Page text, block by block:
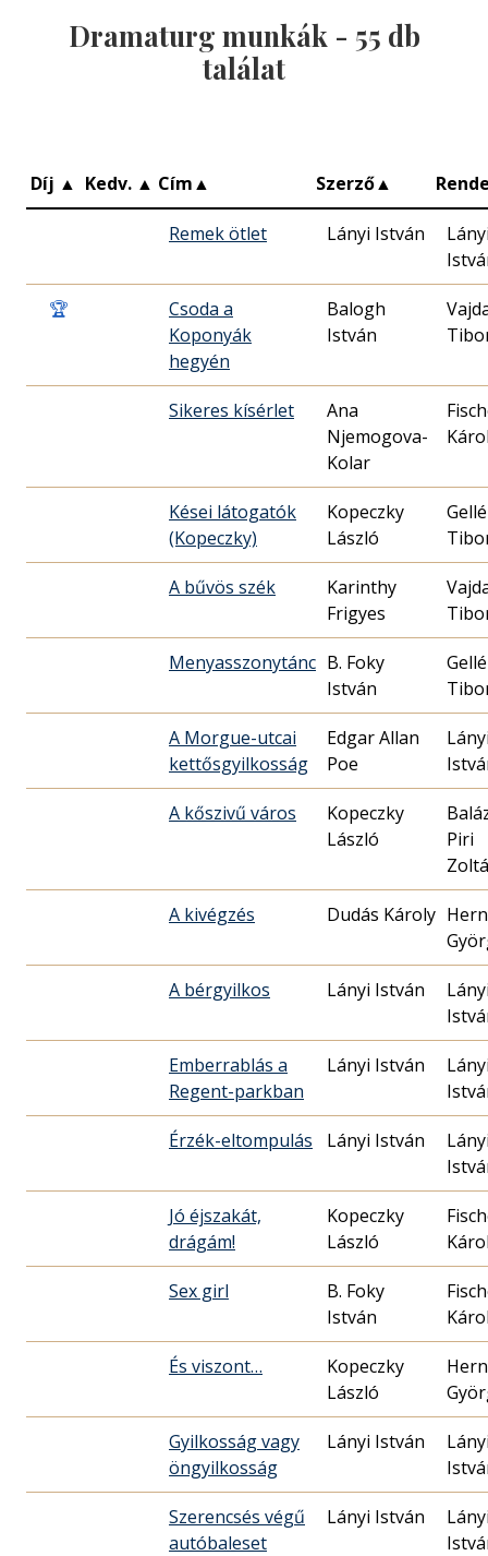
Dramaturg munkák - 55 db
találat
Díj ▲ Kedv. ▲ Cím▲ Szerző▲
Remek ötlet Lányi István
🏆
Csoda a
Koponyák
hegyén
Balogh
István
Sikeres kísérlet
Ana
Njemogova-
Kolar
Kései látogatók
(Kopeczky)
Kopeczky
László
A bűvös szék
Karinthy
Frigyes
Menyasszonytánc B. Foky
István
A Morgue-utcai
kettősgyilkosság
Edgar Allan
Poe
A kőszivű város
Kopeczky
László
Piri
A kivégzés Dudás Károly
A bérgyilkos Lányi István
Emberrablás a
Regent-parkban
Lányi István
Érzék-eltompulás Lányi István
Jó éjszakát,
drágám!
Kopeczky
László
Sex girl
B. Foky
István
És viszont…
Kopeczky
László
Gyilkosság vagy
öngyilkosság
Lányi István
Szerencsés végű
autóbaleset
Lányi István